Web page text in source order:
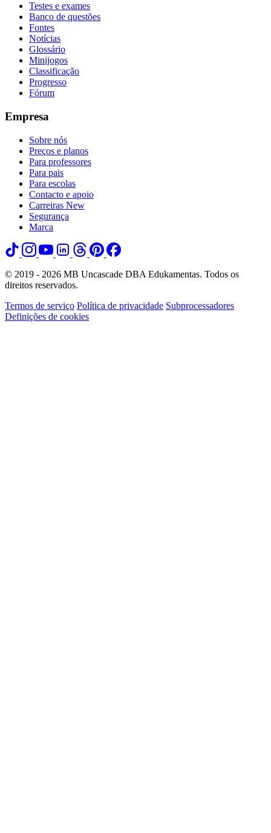
Testes e exames
Banco de questões
Fontes
Notícias
Glossário
Minijogos
Classificação
Progresso
Fórum
Empresa
Sobre nós
Preços e planos
Para professores
Para pais
Para escolas
Contacto e apoio
Carreiras New
Segurança
Marca
© 2019 - 2026 MB Uncascade DBA Edukamentas. Todos os
direitos reservados.
Termos de serviço Política de privacidade Subprocessadores
Definições de cookies